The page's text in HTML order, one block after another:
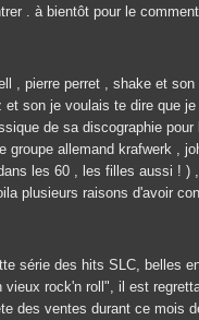
. à bientôt pour le
, pierre perret , shake et
et son je voulais te dire que
de sa discographie
groupe allemand krafwerk ,
les 60 , les filles aussi !
plusieurs raisons d'avoir
série des hits SLC, belles
vieux rock'n roll", il est
des ventes durant ce mois